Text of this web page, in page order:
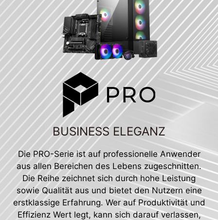
BUSINESS ELEGANZ
Die PRO-Serie ist auf professionelle Anwender
aus allen Bereichen des Lebens zugeschnitten.
Die Reihe zeichnet sich durch hohe Leistung
sowie Qualität aus und bietet den Nutzern eine
erstklassige Erfahrung. Wer auf Produktivität und
Effizienz Wert legt, kann sich darauf verlassen,